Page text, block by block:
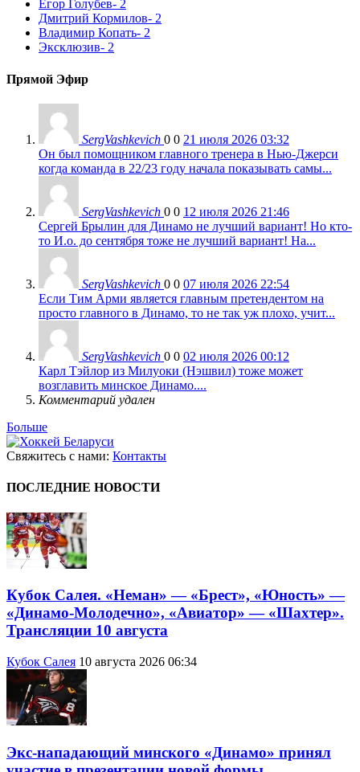
Егор Голубев- 2
Дмитрий Кормилов- 2
Владимир Копать- 2
Эксклюзив- 2
Прямой Эфир
SergVashkevich 0 0 21 июля 2026 03:32
Он был помощником главного тренера в Нью-Джерси
когда команда в 22/23 году начала показывать самы...
SergVashkevich 0 0 12 июля 2026 21:46
Сергей Брылин для Динамо не лучший вариант! Но кто-
то И.о. до сентября тоже не лучший вариант! На...
SergVashkevich 0 0 07 июля 2026 22:54
Если Тим Арми является главным претендентом на
просто главного в Динамо, то не так уж плохо, учит...
SergVashkevich 0 0 02 июля 2026 00:12
Карл Тэйлор из Милуоки (Нэшвил) тоже может
возглавить минское Динамо....
Комментарий удален
Больше
Свяжитесь с нами: Контакты
ПОСЛЕДНИЕ НОВОСТИ
Кубок Салея. «Неман» — «Брест», «Юность» —
«Динамо-Молодечно», «Авиатор» — «Шахтер».
Трансляции 10 августа
Кубок Салея 10 августа 2026 06:34
Экс-нападающий минского «Динамо» принял